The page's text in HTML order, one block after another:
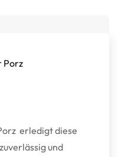
Porz
erledigt diese
und